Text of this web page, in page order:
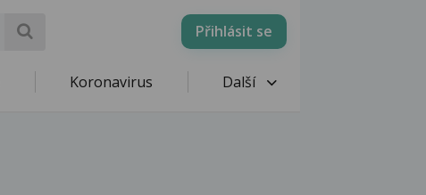
Přihlásit se
Koronavirus Další